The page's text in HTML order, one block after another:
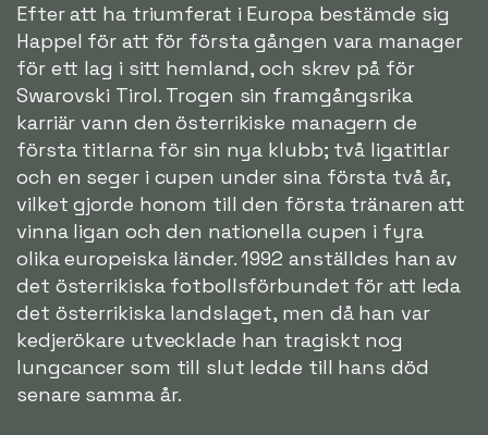
Efter att ha triumferat i Europa bestämde sig
Happel för att för första gången vara manager
för ett lag i sitt hemland, och skrev på för
Swarovski Tirol. Trogen sin framgångsrika
karriär vann den österrikiske managern de
första titlarna för sin nya klubb; två ligatitlar
och en seger i cupen under sina första två år,
vilket gjorde honom till den första tränaren att
vinna ligan och den nationella cupen i fyra
olika europeiska länder. 1992 anställdes han av
det österrikiska fotbollsförbundet för att leda
det österrikiska landslaget, men då han var
kedjerökare utvecklade han tragiskt nog
lungcancer som till slut ledde till hans död
senare samma år.